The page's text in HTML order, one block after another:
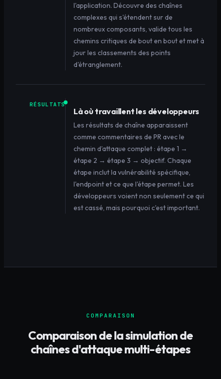
l'application. Découvre des chaînes
complexes qui s'étendent sur de
nombreux composants, valide tous les
chemins critiques de bout en bout et met à
jour les classements des points
d'étranglement.
RÉSULTATS
Là où travaillent les développeurs
Les résultats de chaîne apparaissent
comme commentaires de PR avec le
chemin d'attaque complet : étape 1 →
étape 2 → étape 3 → objectif. Chaque
étape inclut la vulnérabilité spécifique,
l'endpoint et ce que l'étape permet. Les
développeurs voient non seulement ce qui
est cassé, mais pourquoi c'est important.
COMPARAISON
Comparaison de la simulation de
chaînes d'attaque multi-étapes